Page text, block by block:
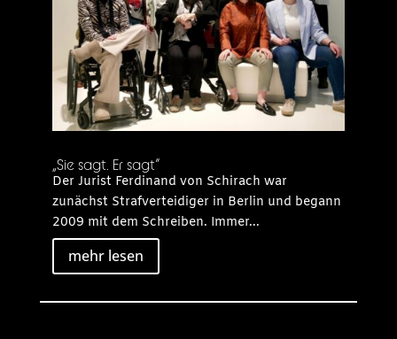
„Sie sagt. Er sagt“
Der Jurist Ferdinand von Schirach war
zunächst Strafverteidiger in Berlin und begann
2009 mit dem Schreiben. Immer...
mehr lesen